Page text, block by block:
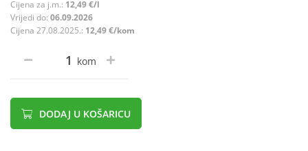
Cijena za j.m.: 12,49 €/l
Vrijedi do: 06.09.2026
Cijena 27.08.2025.: 12,49 €/kom
kom
DODAJ U KOŠARICU